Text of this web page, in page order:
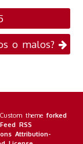
o malos?
themeforked
Feed RSS
Attribution-